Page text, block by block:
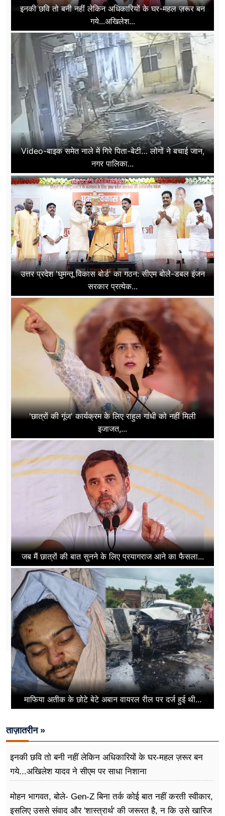
इनकी छवि तो बनी नहीं लेकिन अधिकारियों के घर-महल ज़रूर बन
गये...अखिलेश...
Video-बाइक समेत नाले में गिरे पिता-बेटी… लोगों ने बचाई जान,
नगर पालिका...
उत्तर प्रदेश 'घुमन्तू विकास बोर्ड' का गठन: सीएम बोले-डबल इंजन
सरकार प्रत्येक...
'छात्रों की गूंज' कार्यक्रम के लिए राहुल गांधी को नहीं मिली
इजाजत,...
जब मैं छात्रों की बात सुनने के लिए प्रयागराज आने का फैसला...
माफिया अतीक के छोटे बेटे अबान वायरल रील पर दर्ज हुई थी...
ताज़ातरीन »
इनकी छवि तो बनी नहीं लेकिन अधिकारियों के घर-महल ज़रूर बन
गये...अखिलेश यादव ने सीएम पर साधा​ निशाना
मोहन भागवत, बोले- Gen-Z बिना तर्क कोई बात नहीं करती स्वीकार,
इसलिए उससे संवाद और 'शास्त्रार्थ' की जरूरत है, न कि उसे खारिज